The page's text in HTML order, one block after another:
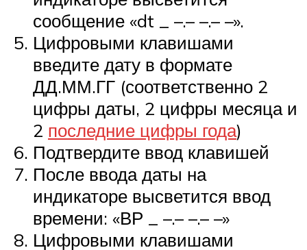
сообщение «dt _ –.– –.– –».
Цифровыми клавишами
введите дату в формате
ДД.ММ.ГГ (соответственно 2
цифры даты, 2 цифры месяца и
2 последние цифры года)
Подтвердите ввод клавишей
После ввода даты на
индикаторе высветится ввод
времени: «ВР _ –.– –.– –»
Цифровыми клавишами